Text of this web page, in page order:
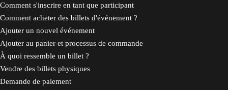
Comment s'inscrire en tant que participant
Comment acheter des billets d'événement ?
Ajouter un nouvel événement
Ajouter au panier et processus de commande
À quoi ressemble un billet ?
Vendre des billets physiques
Demande de paiement